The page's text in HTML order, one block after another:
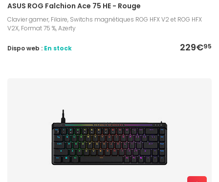
ASUS ROG Falchion Ace 75 HE - Rouge
Clavier gamer, Filaire, Switchs magnétiques ROG HFX V2 et ROG HFX
V2X, Format 75 %, Azerty
229€95
Dispo web : En stock